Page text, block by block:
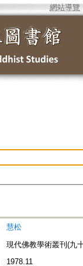
網站導覽
慧松
現代佛教學術叢刊(九
1978.11